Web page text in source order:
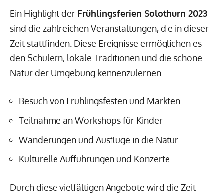
Ein Highlight der Frühlingsferien Solothurn 2023
sind die zahlreichen Veranstaltungen, die in dieser
Zeit stattfinden. Diese Ereignisse ermöglichen es
den Schülern, lokale Traditionen und die schöne
Natur der Umgebung kennenzulernen.
Besuch von Frühlingsfesten und Märkten
Teilnahme an Workshops für Kinder
Wanderungen und Ausflüge in die Natur
Kulturelle Aufführungen und Konzerte
Durch diese vielfältigen Angebote wird die Zeit